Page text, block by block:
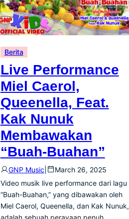
Berita
Live Performance
Miel Caerol,
Queenella, Feat.
Kak Nunuk
Membawakan
“Buah-Buahan”
GNP Music
March 26, 2025
Video musik live performance dari lagu
“Buah-Buahan,” yang dibawakan oleh
Miel Caerol, Queenella, dan Kak Nunuk,
adalah sebuah perayaan penuh…